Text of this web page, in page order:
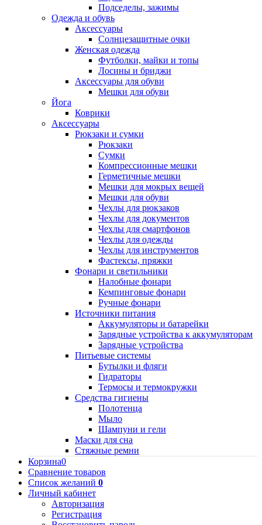
Подседелы, зажимы
Одежда и обувь
Аксессуары
Солнцезащитные очки
Женская одежда
Футболки, майки и топы
Лосины и бриджи
Аксессуары для обуви
Мешки для обуви
Йога
Коврики
Аксессуары
Рюкзаки и сумки
Рюкзаки
Сумки
Компрессионные мешки
Герметичные мешки
Мешки для мокрых вещей
Мешки для обуви
Чехлы для рюкзаков
Чехлы для документов
Чехлы для смартфонов
Чехлы для одежды
Чехлы для инструментов
Фастексы, пряжки
Фонари и светильники
Налобные фонари
Кемпинговые фонари
Ручные фонари
Источники питания
Аккумуляторы и батарейки
Зарядные устройства к аккумуляторам
Зарядные устройства
Питьевые системы
Бутылки и фляги
Гидраторы
Термосы и термокружки
Средства гигиены
Полотенца
Мыло
Шампуни и гели
Маски для сна
Стяжные ремни
Корзина0
Сравнение товаров
Список желаний 0
Личный кабинет
Авторизация
Регистрация